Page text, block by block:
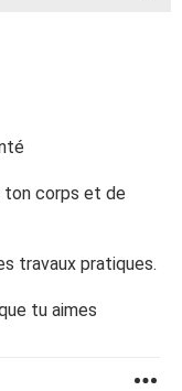
ton corps et de
travaux pratiques.
tu aimes